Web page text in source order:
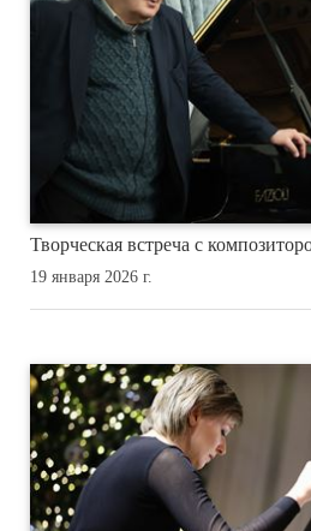
Творческая встреча с
19 января 2026 г.